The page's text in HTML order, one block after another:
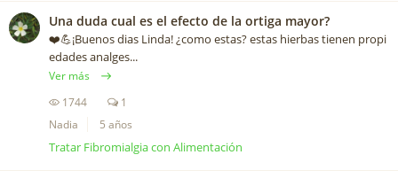
Una duda cual es el efecto de la ortiga mayor?
❤️️💪¡Buenos dias Linda! ¿como estas? estas hierbas tienen propi
edades analges...
Ver más
1744
1
Nadia
5 años
Tratar Fibromialgia con Alimentación